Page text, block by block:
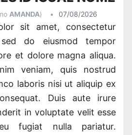
AMANDA) • 07/08/2026
sit amet, consectetur
do eiusmod tempor
et dolore magna aliqua.
veniam, quis nostrud
laboris nisi ut aliquip ex
Duis aute irure
in voluptate velit esse
fugiat nulla pariatur.